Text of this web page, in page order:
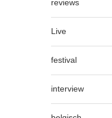
reviews
Live
festival
interview